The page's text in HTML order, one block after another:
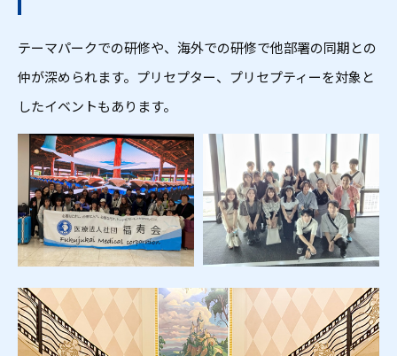
テーマパークでの研修や、海外での研修で他部署の同期との
仲が深められます。プリセプター、プリセプティーを対象と
したイベントもあります。